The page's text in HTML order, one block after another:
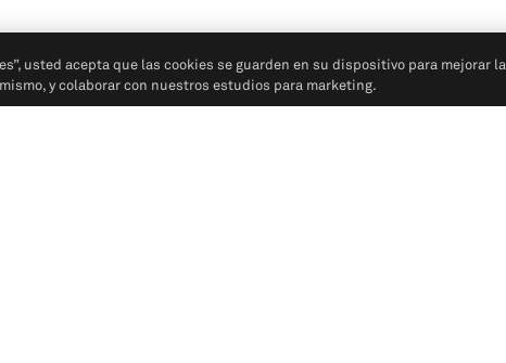
usted acepta que las cookies se guarden en su dispositivo para mejorar la
y colaborar con nuestros estudios para marketing.